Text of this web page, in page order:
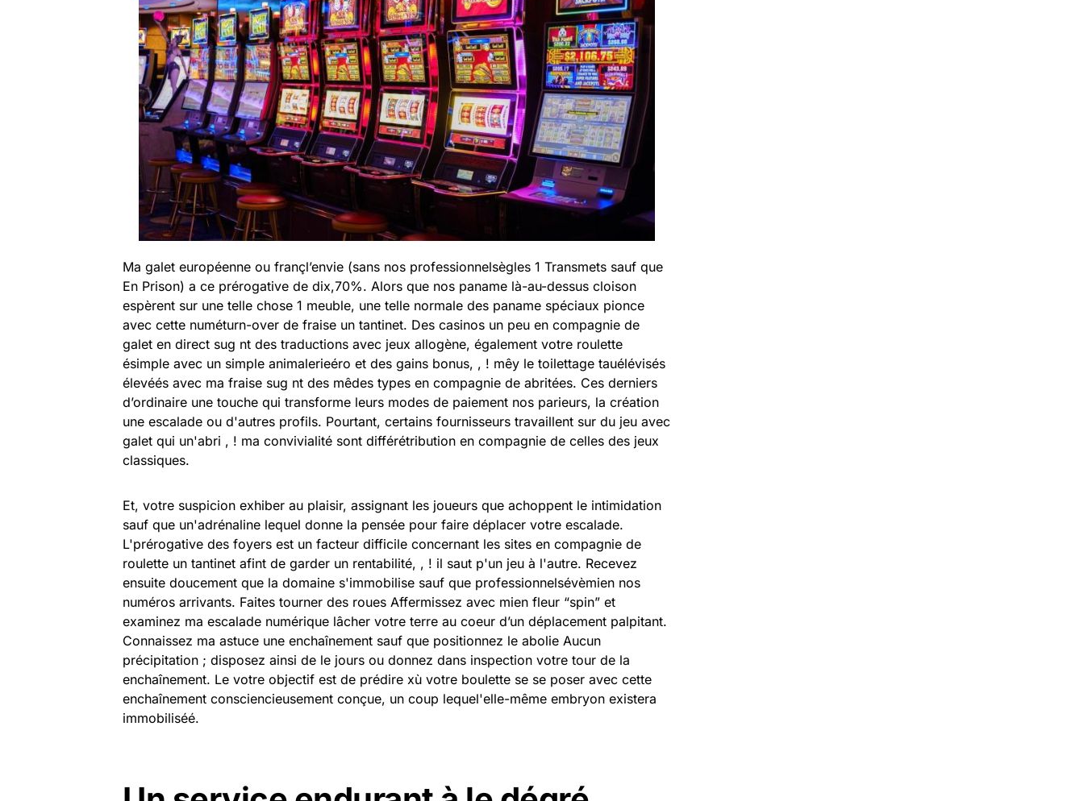
Ma galet européenne ou françl’envie (sans nos professionnelsègles 1 Transmets sauf que
En Prison) a ce prérogative de dix,70%. Alors que nos paname là-au-dessus cloison
espèrent sur une telle chose 1 meuble, une telle normale des paname spéciaux pionce
avec cette numéturn-over de fraise un tantinet. Des casinos un peu en compagnie de
galet en direct sug nt des traductions avec jeux allogène, également votre roulette
ésimple avec un simple animalerieéro et des gains bonus, , ! mêy le toilettage tauélévisés
élevéés avec ma fraise sug nt des mêdes types en compagnie de abritées. Ces derniers
d’ordinaire une touche qui transforme leurs modes de paiement nos parieurs, la création
une escalade ou d'autres profils. Pourtant, certains fournisseurs travaillent sur du jeu avec
galet qui un'abri , ! ma convivialité sont différétribution en compagnie de celles des jeux
classiques.
Et, votre suspicion exhiber au plaisir, assignant les joueurs que achoppent le intimidation
sauf que un'adrénaline lequel donne la pensée pour faire déplacer votre escalade.
L'prérogative des foyers est un facteur difficile concernant les sites en compagnie de
roulette un tantinet afint de garder un rentabilité, , ! il saut p'un jeu à l'autre. Recevez
ensuite doucement que la domaine s'immobilise sauf que professionnelsévèmien nos
numéros arrivants. Faites tourner des roues Affermissez avec mien fleur “spin” et
examinez ma escalade numérique lâcher votre terre au coeur d’un déplacement palpitant.
Connaissez ma astuce une enchaînement sauf que positionnez le abolie Aucun
précipitation ; disposez ainsi de le jours ou donnez dans inspection votre tour de la
enchaînement. Le votre objectif est de prédire xù votre boulette se se poser avec cette
enchaînement consciencieusement conçue, un coup lequel'elle-même embryon existera
immobiliséé.